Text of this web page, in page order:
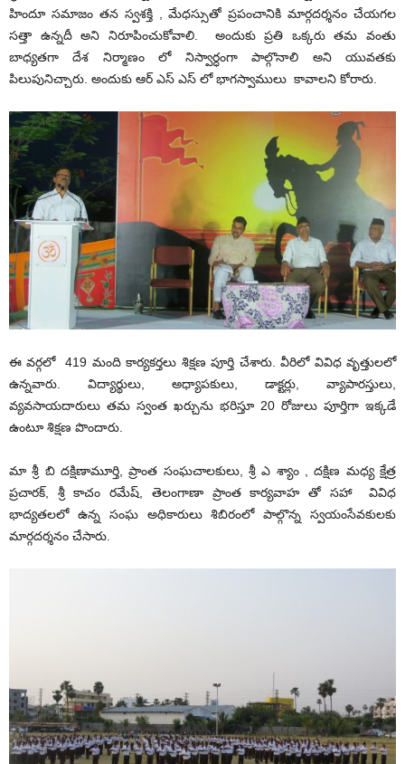
హిందూ సమాజం తన స్వశక్తి , మేధస్సుతో ప్రపంచానికి మార్గదర్శనం చేయగల
సత్తా ఉన్నదీ అని నిరూపించుకోవాలి. అందుకు ప్రతి ఒక్కరు తమ వంతు
బాధ్యతగా దేశ నిర్మాణం లో నిస్వార్ధంగా పాల్గొనాలి అని యువతకు
పిలుపునిచ్చారు. అందుకు ఆర్ ఎస్ ఎస్ లో భాగస్వాములు కావాలని కోరారు.
ఈ వర్గలో 419 మంది కార్యకర్తలు శిక్షణ పూర్తి చేశారు. వీరిలో వివిధ వృత్తులలో
ఉన్నవారు. విద్యార్థులు, అధ్యాపకులు, డాక్టర్లు, వ్యాపారస్తులు,
వ్యవసాయదారులు తమ స్వంత ఖర్చును భరిస్తూ 20 రోజులు పూర్తిగా ఇక్కడే
ఉంటూ శిక్షణ పొందారు.
మా శ్రీ బి దక్షిణామూర్తి, ప్రాంత సంఘచాలకులు, శ్రీ ఎ శ్యాం , దక్షిణ మధ్య క్షేత్ర
ప్రచారక్, శ్రీ కాచం రమేష్, తెలంగాణా ప్రాంత కార్యవాహ తో సహా వివిధ
భాద్యతలలో ఉన్న సంఘ అధికారులు శిబిరంలో పాల్గొన్న స్వయంసేవకులకు
మార్గదర్శనం చేసారు.